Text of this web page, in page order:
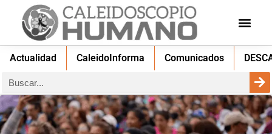
Actualidad CaleidoInforma Comunicados